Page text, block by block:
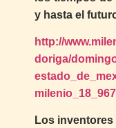
y hasta el
http://
doriga/
Los inventores